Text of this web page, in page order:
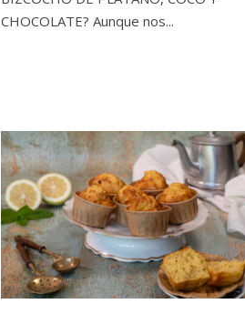
CHOCOLATE? Aunque nos...